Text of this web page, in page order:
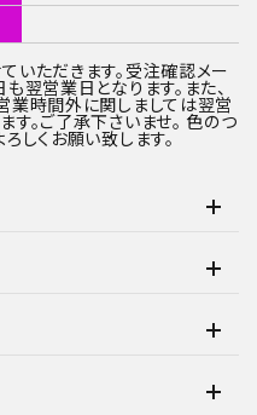
いただきます。受注確認メー
翌営業日となります。また、
業時間外に関しましては翌営
。ご了承下さいませ。 色のつ
しくお願い致します。